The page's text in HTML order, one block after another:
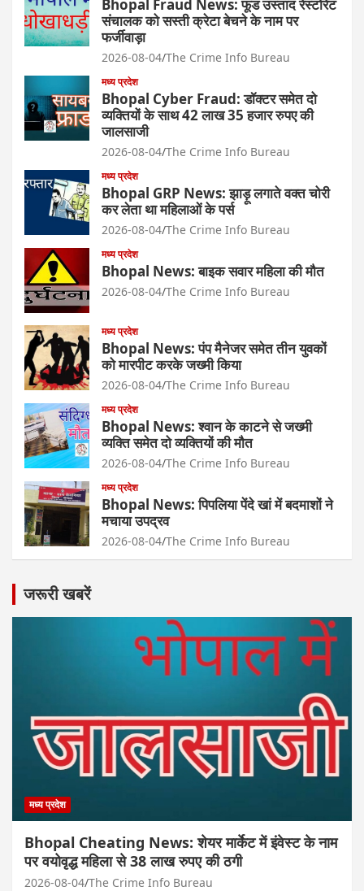
Bhopal Fraud News: फूड उस्ताद रेस्टोरेंट
संचालक को सस्ती क्रेटा बेचने के नाम पर
फर्जीवाड़ा
2026-08-04 The Crime Info Bureau
मध्य प्रदेश
Bhopal Cyber Fraud: डॉक्टर समेत दो
व्यक्तियों के साथ 42 लाख 35 हजार रुपए की
जालसाजी
2026-08-04 The Crime Info Bureau
मध्य प्रदेश
Bhopal GRP News: झाड़ू लगाते वक्त चोरी
कर लेता था महिलाओं के पर्स
2026-08-04 The Crime Info Bureau
मध्य प्रदेश
Bhopal News: बाइक सवार महिला की मौत
2026-08-04 The Crime Info Bureau
मध्य प्रदेश
Bhopal News: पंप मैनेजर समेत तीन युवकों
को मारपीट करके जख्मी किया
2026-08-04 The Crime Info Bureau
मध्य प्रदेश
Bhopal News: श्वान के काटने से जख्मी
व्यक्ति समेत दो व्यक्तियों की मौत
2026-08-04 The Crime Info Bureau
मध्य प्रदेश
Bhopal News: पिपलिया पेंदे खां में बदमाशों ने
मचाया उपद्रव
2026-08-04 The Crime Info Bureau
जरूरी खबरें
मध्य प्रदेश
Bhopal Cheating News: शेयर मार्केट में इंवेस्ट के नाम
पर वयोवृद्ध महिला से 38 लाख रुपए की ठगी
2026-08-04 The Crime Info Bureau